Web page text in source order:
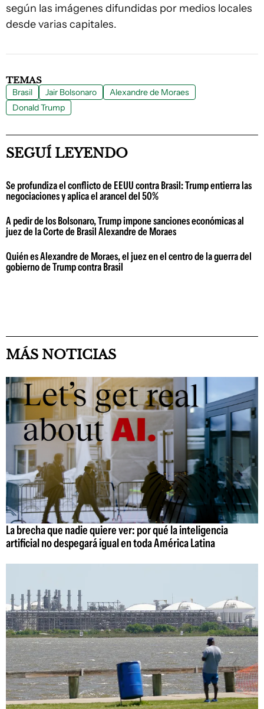
según las imágenes difundidas por medios locales
desde varias capitales.
TEMAS
Brasil Jair Bolsonaro
Alexandre de Moraes
Donald Trump
SEGUÍ LEYENDO
Se profundiza el conflicto de EEUU contra Brasil: Trump entierra las
negociaciones y aplica el arancel del 50%
A pedir de los Bolsonaro, Trump impone sanciones económicas al
juez de la Corte de Brasil Alexandre de Moraes
Quién es Alexandre de Moraes, el juez en el centro de la guerra del
gobierno de Trump contra Brasil
MÁS NOTICIAS
La brecha que nadie quiere ver: por qué la inteligencia
artificial no despegará igual en toda América Latina